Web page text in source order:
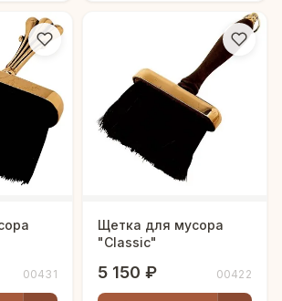
00431
Щетка для мусора
"Classic"
5 150 ₽ 00422